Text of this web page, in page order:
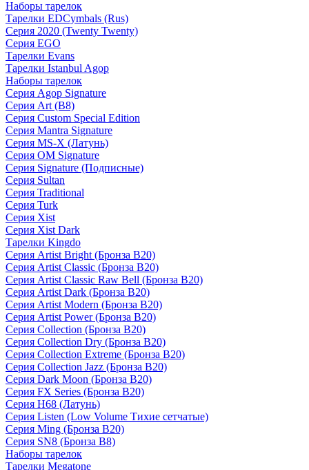
Наборы тарелок
Тарелки EDCymbals (Rus)
Серия 2020 (Twenty Twenty)
Серия EGO
Тарелки Evans
Тарелки Istanbul Agop
Наборы тарелок
Серия Agop Signature
Серия Art (B8)
Серия Custom Special Edition
Серия Mantra Signature
Серия MS-X (Латунь)
Серия OM Signature
Серия Signature (Подписные)
Серия Sultan
Серия Traditional
Серия Turk
Серия Xist
Серия Xist Dark
Тарелки Kingdo
Серия Artist Bright (Бронза B20)
Серия Artist Classic (Бронза B20)
Серия Artist Classic Raw Bell (Бронза B20)
Серия Artist Dark (Бронза B20)
Серия Artist Modern (Бронза B20)
Серия Artist Power (Бронза B20)
Серия Collection (Бронза B20)
Серия Collection Dry (Бронза B20)
Серия Collection Extreme (Бронза B20)
Серия Collection Jazz (Бронза B20)
Серия Dark Moon (Бронза B20)
Серия FX Series (Бронза B20)
Серия H68 (Латунь)
Серия Listen (Low Volume Тихие сетчатые)
Серия Ming (Бронза B20)
Серия SN8 (Бронза B8)
Наборы тарелок
Тарелки Megatone